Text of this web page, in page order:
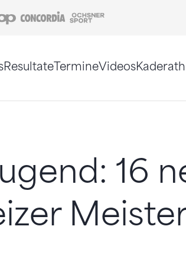
Coop Concordia
ResultateTermineVideos
16